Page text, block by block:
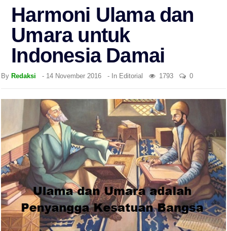
Harmoni Ulama dan
Umara untuk
Indonesia Damai
By Redaksi - 14 November 2016 - In Editorial 1793 0